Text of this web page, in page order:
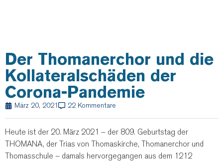
Der Thomanerchor und die
Kollateralschäden der
Corona-Pandemie
März 20, 2021 22 Kommentare
Heute ist der 20. März 2021 – der 809. Geburtstag der
THOMANA, der Trias von Thomaskirche, Thomanerchor und
Thomasschule – damals hervorgegangen aus dem 1212